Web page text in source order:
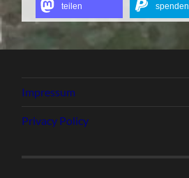
teilen spenden
Impressum
Privacy Policy